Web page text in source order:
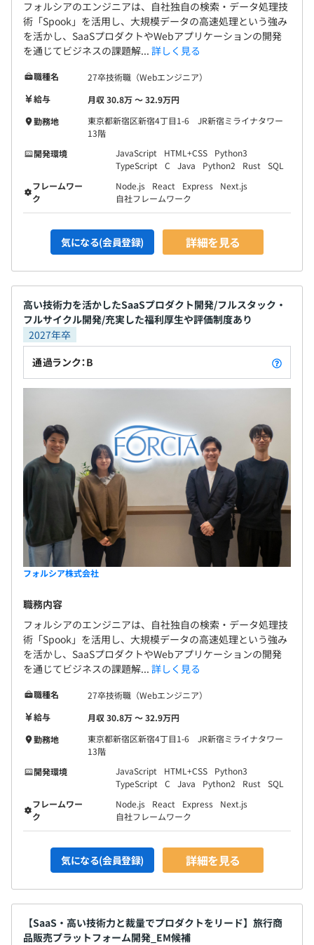
フォルシアのエンジニアは、自社独自の検索・データ処理技
術「Spook」を活用し、大規模データの高速処理という強み
を活かし、SaaSプロダクトやWebアプリケーションの開発
を通じてビジネスの課題解... 詳しく見る
職種名
27卒技術職（Webエンジニア）
給与
月収 30.8万 〜 32.9万円
勤務地
東京都新宿区新宿4丁目1-6 JR新宿ミライナタワー
13階
開発環境
JavaScript HTML+CSS
Python3
TypeScript
C Java Python2 Rust
SQL
フレームワー
ク
Node.js React Express
Next.js
自社フレームワーク
気になる(会員登録) 詳細を見る
高い技術力を活かしたSaaSプロダクト開発/フルスタック・
フルサイクル開発/充実した福利厚生や評価制度あり
2027年卒
通過ランク：B
フォルシア株式会社
職務内容
フォルシアのエンジニアは、自社独自の検索・データ処理技
術「Spook」を活用し、大規模データの高速処理という強み
を活かし、SaaSプロダクトやWebアプリケーションの開発
を通じてビジネスの課題解... 詳しく見る
職種名
27卒技術職（Webエンジニア）
給与
月収 30.8万 〜 32.9万円
勤務地
東京都新宿区新宿4丁目1-6 JR新宿ミライナタワー
13階
開発環境
JavaScript HTML+CSS
Python3
TypeScript
C Java Python2 Rust
SQL
フレームワー
ク
Node.js React Express
Next.js
自社フレームワーク
気になる(会員登録) 詳細を見る
【SaaS・高い技術力と裁量でプロダクトをリード】旅行商
品販売プラットフォーム開発_EM候補